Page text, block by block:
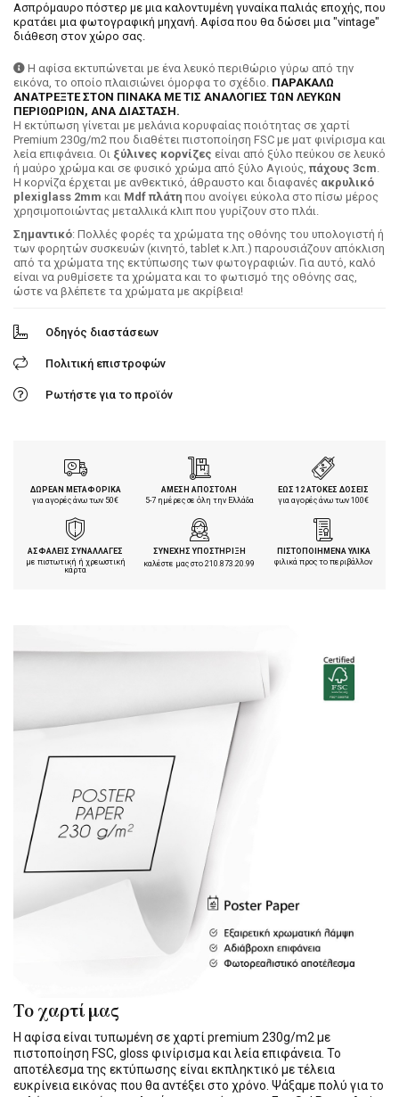
Ασπρόμαυρο πόστερ με μια καλοντυμένη γυναίκα παλιάς εποχής, που
κρατάει μια φωτογραφική μηχανή. Αφίσα που θα δώσει μια "vintage"
διάθεση στον χώρο σας.
Η αφίσα εκτυπώνεται με ένα λευκό περιθώριο γύρω από την
εικόνα, το οποίο πλαισιώνει όμορφα το σχέδιο. ΠΑΡΑΚΑΛΩ
ΑΝΑΤΡΕΞΤΕ ΣΤΟΝ ΠΙΝΑΚΑ ΜΕ ΤΙΣ ΑΝΑΛΟΓΙΕΣ ΤΩΝ ΛΕΥΚΩΝ
ΠΕΡΙΘΩΡΙΩΝ, ΑΝΑ ΔΙΑΣΤΑΣΗ.
H εκτύπωση γίνεται με μελάνια κορυφαίας ποιότητας σε χαρτί
Premium 230g/m2 που διαθέτει πιστοποίηση FSC με ματ φινίρισμα και
λεία επιφάνεια. Οι ξύλινες κορνίζες είναι από ξύλο πεύκου σε λευκό
ή μαύρο χρώμα και σε φυσικό χρώμα από ξύλο Αγιούς, πάχους 3cm.
Η κορνίζα έρχεται με ανθεκτικό, άθραυστο και διαφανές ακρυλικό
plexiglass 2mm και Mdf πλάτη που ανοίγει εύκολα στο πίσω μέρος
χρησιμοποιώντας μεταλλικά κλιπ που γυρίζουν στο πλάι.
Σημαντικό: Πολλές φορές τα χρώματα της οθόνης του υπολογιστή ή
των φορητών συσκευών (κινητό, tablet κ.λπ.) παρουσιάζουν απόκλιση
από τα χρώματα της εκτύπωσης των φωτογραφιών. Για αυτό, καλό
είναι να ρυθμίσετε τα χρώματα και το φωτισμό της οθόνης σας,
ώστε να βλέπετε τα χρώματα με ακρίβεια!
Οδηγός διαστάσεων
Πολιτική επιστροφών
Ρωτήστε για το προϊόν
ΔΩΡΕΑΝ ΜΕΤΑΦΟΡΙΚΑ
για αγορές άνω των 50€
ΑΜΕΣΗ ΑΠΟΣΤΟΛΗ
5-7 ημέρες σε όλη την Ελλάδα
ΕΩΣ 12 ΑΤΟΚΕΣ ΔΟΣΕΙΣ
για αγορές άνω των 100€
ΑΣΦΑΛΕΙΣ ΣΥΝΑΛΛΑΓΕΣ
με πιστωτική ή χρεωστική
κάρτα
ΣΥΝΕΧΗΣ ΥΠΟΣΤΗΡΙΞΗ
καλέστε μας στο210.873.20.99
ΠΙΣΤΟΠΟΙΗΜΕΝΑ ΥΛΙΚΑ
φιλικά προς το περιβάλλον
Το χαρτί μας
Η αφίσα είναι τυπωμένη σε χαρτί premium 230g/m2 με
πιστοποίηση FSC, gloss φινίρισμα και λεία επιφάνεια. Το
αποτέλεσμα της εκτύπωσης είναι εκπληκτικό με τέλεια
ευκρίνεια εικόνας που θα αντέξει στο χρόνο. Ψάξαμε πολύ για το